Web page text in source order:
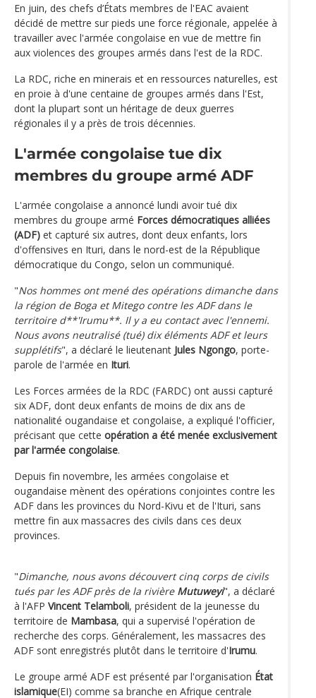
En juin, des chefs d’États membres de l'EAC avaient
décidé de mettre sur pieds une force régionale, appelée à
travailler avec l'armée congolaise en vue de mettre fin
aux violences des groupes armés dans l'est de la RDC.
La RDC, riche en minerais et en ressources naturelles, est
en proie à d'une centaine de groupes armés dans l'Est,
dont la plupart sont un héritage de deux guerres
régionales il y a près de trois décennies.
L'armée congolaise tue dix
membres du groupe armé ADF
L'armée congolaise a annoncé lundi avoir tué dix
membres du groupe armé Forces démocratiques alliées
(ADF) et capturé six autres, dont deux enfants, lors
d'offensives en Ituri, dans le nord-est de la République
démocratique du Congo, selon un communiqué.
"Nos hommes ont mené des opérations dimanche dans
la région de Boga et Mitego contre les ADF dans le
territoire d**'Irumu**. Il y a eu contact avec l'ennemi.
Nous avons neutralisé (tué) dix éléments ADF et leurs
supplétifs", a déclaré le lieutenant Jules Ngongo, porte-
parole de l'armée en Ituri.
Les Forces armées de la RDC (FARDC) ont aussi capturé
six ADF, dont deux enfants de moins de dix ans de
nationalité ougandaise et congolaise, a expliqué l'officier,
précisant que cette opération a été menée exclusivement
par l'armée congolaise.
Depuis fin novembre, les armées congolaise et
ougandaise mènent des opérations conjointes contre les
ADF dans les provinces du Nord-Kivu et de l'Ituri, sans
mettre fin aux massacres des civils dans ces deux
provinces.
"Dimanche, nous avons découvert cinq corps de civils
tués par les ADF près de la rivière Mutuweyi", a déclaré
à l'AFP Vincent Telamboli, président de la jeunesse du
territoire de Mambasa, qui a supervisé l'opération de
recherche des corps. Généralement, les massacres des
ADF sont enregistrés plutôt dans le territoire d'Irumu.
Le groupe armé ADF est présenté par l'organisation État
islamique(EI) comme sa branche en Afrique centrale